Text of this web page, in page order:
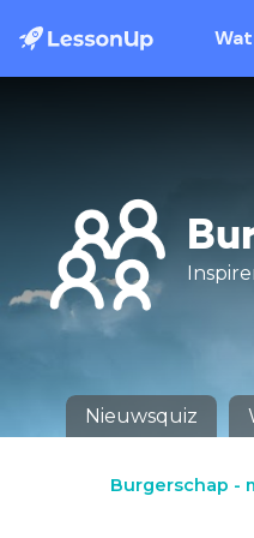
Nieuwsquiz
Burgerschap -